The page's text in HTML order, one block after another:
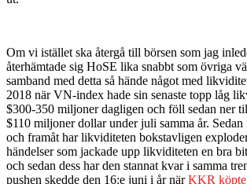
Om vi istället ska återgå till börsen som jag
återhämtade sig HoSE lika snabbt som övriga
samband med detta så hände något med
2018 när VN-index hade sin senaste topp låg
$300-350 miljoner dagligen och föll sedan ner
$110 miljoner dollar under juli samma år.
och framåt har likviditeten bokstavligen
händelser som jackade upp likviditeten en bra
och sedan dess har den stannat kvar i samma
pushen skedde den 16:e juni i år närKKR köpte